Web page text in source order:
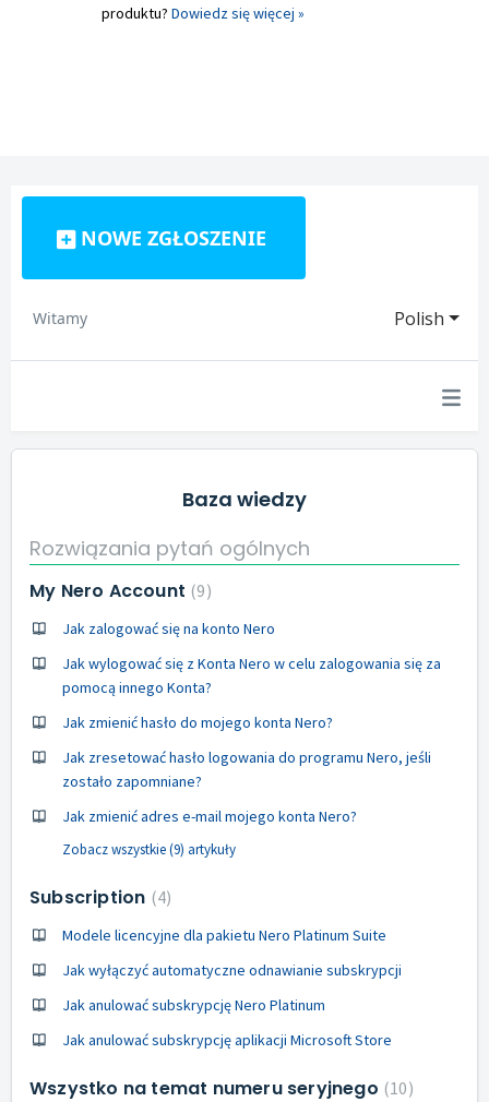
produktu? Dowiedz się więcej »
NOWE ZGŁOSZENIE
Polish
Witamy
Baza wiedzy
Rozwiązania pytań ogólnych
My Nero Account 9
Jak zalogować się na konto Nero
Jak wylogować się z Konta Nero w celu zalogowania się za
pomocą innego Konta?
Jak zmienić hasło do mojego konta Nero?
Jak zresetować hasło logowania do programu Nero, jeśli
zostało zapomniane?
Jak zmienić adres e-mail mojego konta Nero?
Zobacz wszystkie (9) artykuły
Subscription 4
Modele licencyjne dla pakietu Nero Platinum Suite
Jak wyłączyć automatyczne odnawianie subskrypcji
Jak anulować subskrypcję Nero Platinum
Jak anulować subskrypcję aplikacji Microsoft Store
Wszystko na temat numeru seryjnego 10